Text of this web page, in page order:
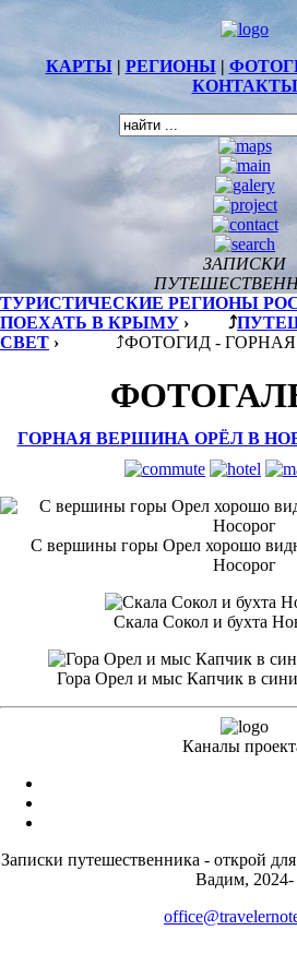
КАРТЫ| РЕГИОНЫ|
КОНТАКТЫ
ЗАПИСКИ
ТУРИСТИЧЕСКИЕ РЕГИОНЫ
ПОЕХАТЬ В КРЫМУ › ⤴
СВЕТ › ⤴ФОТОГИД -
ГОРНАЯ ВЕРШИНА ОРЁЛ В
С вершины горы Орел хорошо
Носорог
Скала Сокол и бухта
Гора Орел и мыс Капчик в
Каналы
Записки путешественника - открой
Вадим, 2024-